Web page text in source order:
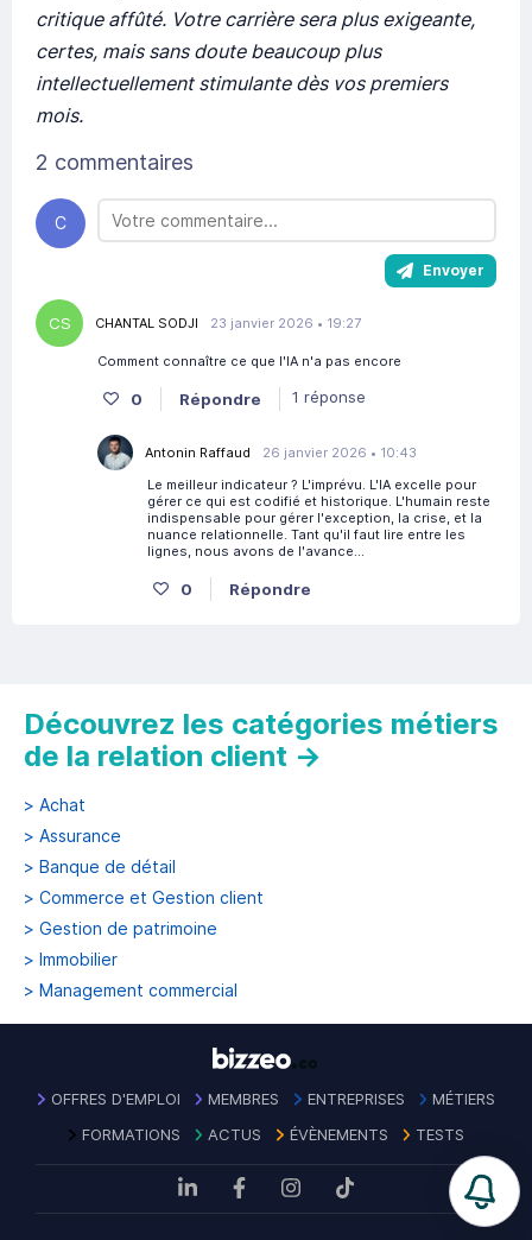
critique affûté. Votre carrière sera plus exigeante,
certes, mais sans doute beaucoup plus
intellectuellement stimulante dès vos premiers
mois.
2 commentaires
C
Envoyer
CS CHANTAL SODJI 23 janvier 2026 • 19:27
Comment connaître ce que l'IA n'a pas encore
0 Répondre 1 réponse
Antonin Raffaud
26 janvier 2026 • 10:43
Le meilleur indicateur ? L'imprévu. L'IA excelle pour
gérer ce qui est codifié et historique. L'humain reste
indispensable pour gérer l'exception, la crise, et la
nuance relationnelle. Tant qu'il faut lire entre les
lignes, nous avons de l'avance...
0 Répondre
Découvrez les catégories métiers
de la relation client →
> Achat
> Assurance
> Banque de détail
> Commerce et Gestion client
> Gestion de patrimoine
> Immobilier
> Management commercial
OFFRES D'EMPLOI MEMBRES ENTREPRISES
MÉTIERS
FORMATIONS
ACTUS ÉVÈNEMENTS TESTS